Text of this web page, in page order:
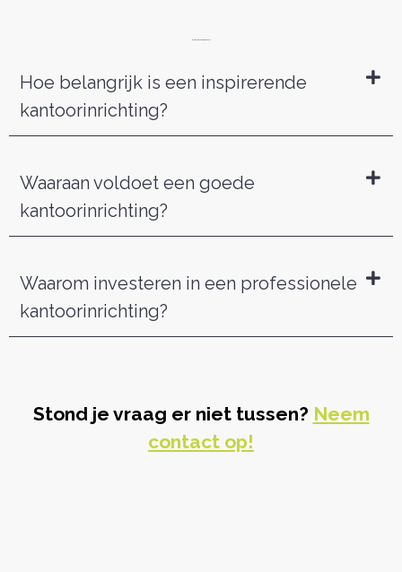
Hoe belangrijk is een inspirerende
kantoorinrichting?
Waaraan voldoet een goede
kantoorinrichting?
Waarom investeren in een professionele
kantoorinrichting?
Stond je vraag er niet tussen? Neem
contact op!